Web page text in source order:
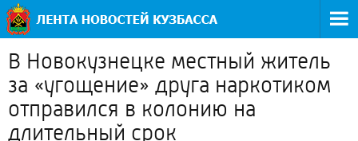
В Новокузнецке местный житель
за «угощение» друга наркотиком
отправился в колонию на
длительный срок